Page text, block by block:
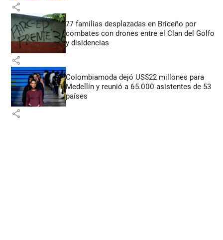
share
77 familias desplazadas en Briceño por
combates con drones entre el Clan del Golfo
y disidencias
share
Colombiamoda dejó US$22 millones para
Medellín y reunió a 65.000 asistentes de 53
países
share